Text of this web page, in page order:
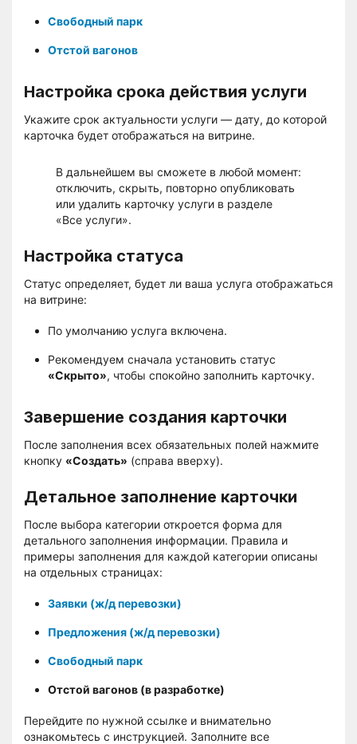
Свободный парк
Отстой вагонов
Настройка срока действия услуги
Укажите срок актуальности услуги — дату, до которой
карточка будет отображаться на витрине.
В дальнейшем вы сможете в любой момент:
отключить, скрыть, повторно опубликовать
или удалить карточку услуги в разделе
«Все услуги».
Настройка статуса
Статус определяет, будет ли ваша услуга отображаться
на витрине:
По умолчанию услуга включена.
Рекомендуем сначала установить статус
«Скрыто», чтобы спокойно заполнить карточку.
Завершение создания карточки
После заполнения всех обязательных полей нажмите
кнопку «Создать» (справа вверху).
Детальное заполнение карточки
После выбора категории откроется форма для
детального заполнения информации. Правила и
примеры заполнения для каждой категории описаны
на отдельных страницах:
Заявки (ж/д перевозки)
Предложения (ж/д перевозки)
Свободный парк
Отстой вагонов (в разработке)
Перейдите по нужной ссылке и внимательно
ознакомьтесь с инструкцией. Заполните все